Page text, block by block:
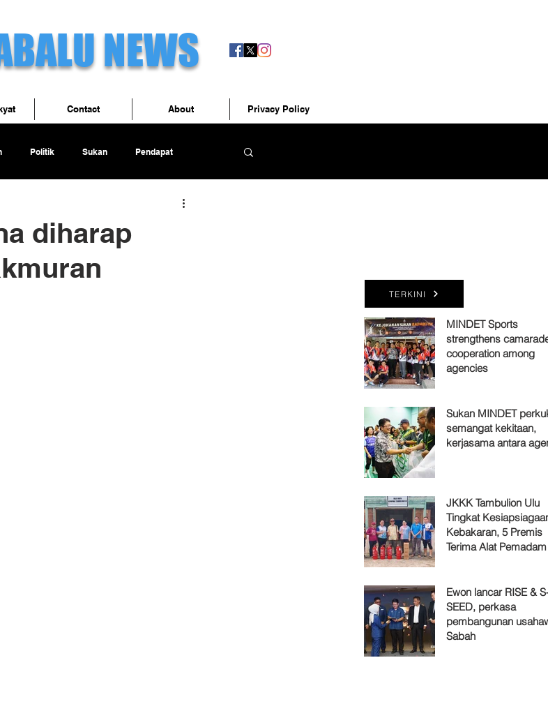
NEWS
Politik Sukan Pendapat
diharap
TERKINI
MINDET Sports
strengthens
cooperation among
agencies
Sukan MINDET
semangat kekitaan,
kerjasama antara
JKKK Tambulion Ulu
Tingkat
Kebakaran, 5 Premis
Terima Alat
Ewon lancar RISE &
SEED, perkasa
pembangunan
Sabah
Contact About Privacy Policy